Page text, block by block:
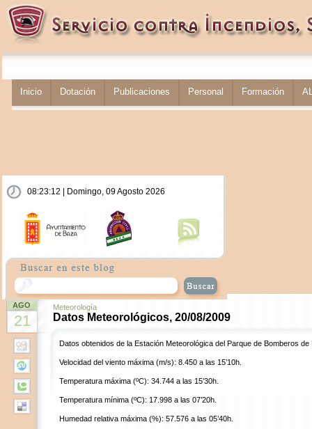
Inicio Dotación Publicaciones Personal Formación
08:23:12 | Domingo, 09 Agosto 2026
AGO
21
Meteorología
Datos Meteorológicos, 20/08/2009
Datos obtenidos de la Estación Meteorológica del Parque de Bomberos de
Velocidad del viento máxima (m/s): 8.450 a las 15’10h.
Temperatura máxima (ºC): 34.744 a las 15’30h.
Temperatura mínima (ºC): 17.998 a las 07’20h.
Humedad relativa máxima (%): 57.576 a las 05’40h.